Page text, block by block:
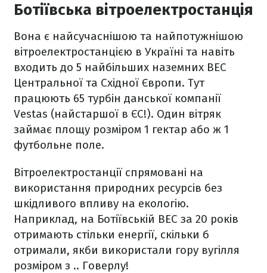
Ботіївська вітроелектростанція
Вона є найсучаснішою та найпотужнішою
вітроелектростанцією в Україні та навіть
входить до 5 найбільших наземних ВЕС
Центральної та Східної Європи. Тут
працюють 65 турбін данської компанії
Vestas (найстаршої в ЄС!). Один вітряк
займає площу розміром 1 гектар або ж 1
футбольне поле.
Вітроелектростанції спрямовані на
використання природних ресурсів без
шкідливого впливу на екологію.
Наприклад, на Ботіївській ВЕС за 20 років
отримають стільки енергії, скільки б
отримали, якби використали гору вугілля
розміром з .. Говерлу!